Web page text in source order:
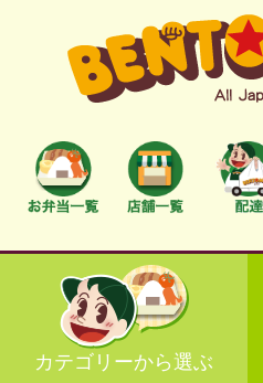
カテゴリーから選ぶ